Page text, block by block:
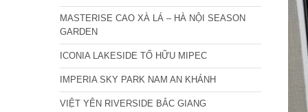
MASTERISE CAO XÀ LÁ – HÀ NỘI SEASON
GARDEN
ICONIA LAKESIDE TỐ HỮU MIPEC
IMPERIA SKY PARK NAM AN KHÁNH
VIỆT YÊN RIVERSIDE BẮC GIANG